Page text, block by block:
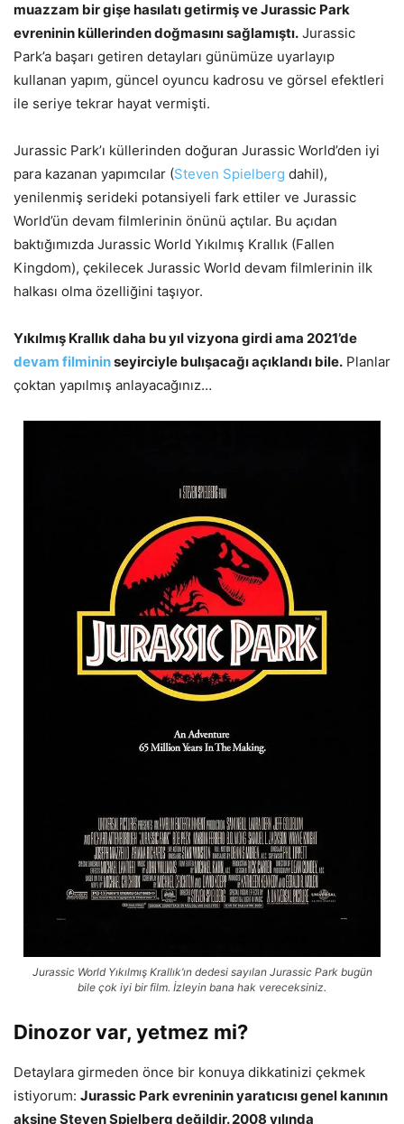
muazzam bir gişe hasılatı getirmiş ve Jurassic Park
evreninin küllerinden doğmasını sağlamıştı. Jurassic
Park’a başarı getiren detayları günümüze uyarlayıp
kullanan yapım, güncel oyuncu kadrosu ve görsel efektleri
ile seriye tekrar hayat vermişti.
Jurassic Park’ı küllerinden doğuran Jurassic World’den iyi
para kazanan yapımcılar (Steven Spielberg dahil),
yenilenmiş serideki potansiyeli fark ettiler ve Jurassic
World’ün devam filmlerinin önünü açtılar. Bu açıdan
baktığımızda Jurassic World Yıkılmış Krallık (Fallen
Kingdom), çekilecek Jurassic World devam filmlerinin ilk
halkası olma özelliğini taşıyor.
Yıkılmış Krallık daha bu yıl vizyona girdi ama 2021’de
devam filmininseyirciyle bulışacağı açıklandı bile. Planlar
çoktan yapılmış anlayacağınız…
Jurassic World Yıkılmış Krallık’ın dedesi sayılan Jurassic Park bugün
bile çok iyi bir film. İzleyin bana hak vereceksiniz.
Dinozor var, yetmez mi?
Detaylara girmeden önce bir konuya dikkatinizi çekmek
istiyorum: Jurassic Park evreninin yaratıcısı genel kanının
aksine Steven Spielberg değildir. 2008 yılında